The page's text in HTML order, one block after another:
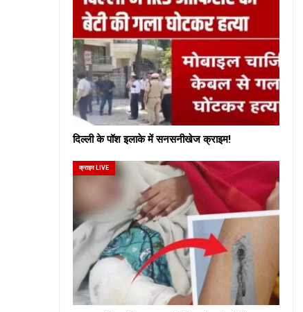
दिल्ली के पॉश इलाके में सनसनीखेज क्राइम!
क्राइम LIVE